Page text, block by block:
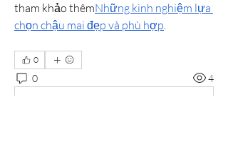
tham khảo thêmNhững kinh nghiệm lựa
chọn chậu mai đẹp và phù hợp.
0
0 4